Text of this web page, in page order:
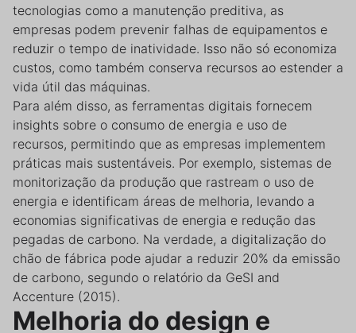
tecnologias como a manutenção preditiva, as
empresas podem prevenir falhas de equipamentos e
reduzir o tempo de inatividade. Isso não só economiza
custos, como também conserva recursos ao estender a
vida útil das máquinas.
Para além disso, as ferramentas digitais fornecem
insights sobre o consumo de energia e uso de
recursos, permitindo que as empresas implementem
práticas mais sustentáveis. Por exemplo, sistemas de
monitorização da produção que rastream o uso de
energia e identificam áreas de melhoria, levando a
economias significativas de energia e redução das
pegadas de carbono. Na verdade, a digitalização do
chão de fábrica pode ajudar a reduzir 20% da emissão
de carbono, segundo o relatório da GeSI and
Accenture (2015).
Melhoria do design e